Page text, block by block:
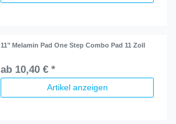
11" Melamin Pad One Step Combo Pad 11 Zoll
ab 10,40 € *
Artikel anzeigen